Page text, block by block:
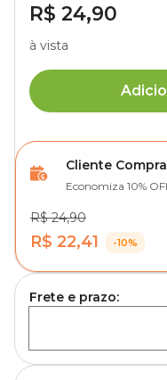
R$ 24,90
à vista
Cliente
Economiza 10%
R$ 24,90
R$ 22,41 -10%
Frete e prazo: